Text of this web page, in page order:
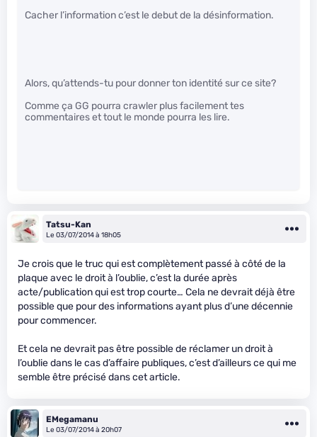
Cacher l’information c’est le debut de la désinformation.
Alors, qu’attends-tu pour donner ton identité sur ce site?
Comme ça GG pourra crawler plus facilement tes
commentaires et tout le monde pourra les lire.
Tatsu-Kan
Le 03/07/2014 à 18h05
Je crois que le truc qui est complètement passé à côté de la
plaque avec le droit à l’oublie, c’est la durée après
acte/publication qui est trop courte… Cela ne devrait déjà être
possible que pour des informations ayant plus d’une décennie
pour commencer.
Et cela ne devrait pas être possible de réclamer un droit à
l’oublie dans le cas d’affaire publiques, c’est d’ailleurs ce qui me
semble être précisé dans cet article.
EMegamanu
Le 03/07/2014 à 20h07